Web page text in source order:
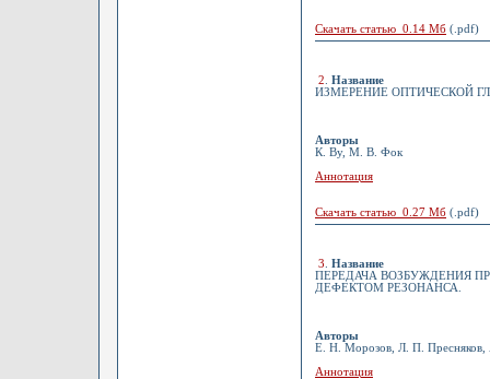
Скачать статью 0.14 Мб (.pdf)
2
Название
ИЗМЕРЕНИЕ ОПТИЧЕСКОЙ
Авторы
К. Ву, М. В. Фок
Аннотация
Скачать статью 0.27 Мб (.pdf)
3
Название
ПЕРЕДАЧА ВОЗБУЖДЕНИЯ
ДЕФЕКТОМ РЕЗОНАНСА.
Авторы
Е. Н. Морозов, Л. П. Пресняков,
Аннотация